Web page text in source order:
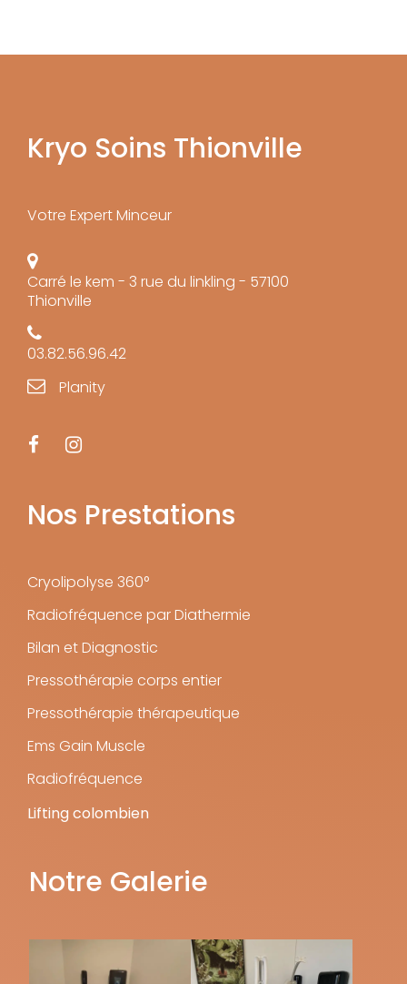
Kryo Soins Thionville
Votre Expert Minceur
Carré le kem - 3 rue du linkling - 57100
Thionville
03.82.56.96.42
Planity
Nos Prestations
Cryolipolyse 360°
Radiofréquence par Diathermie
Bilan et Diagnostic
Pressothérapie corps entier
Pressothérapie thérapeutique
Ems Gain Muscle
Radiofréquence
Lifting colombien
Notre Galerie